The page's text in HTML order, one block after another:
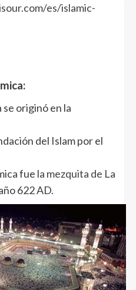
es/islamic-
originó en la
del Islam por el
fue la mezquita de La
622 AD.